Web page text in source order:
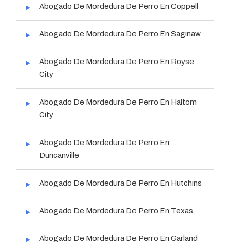
Abogado De Mordedura De Perro En Coppell
Abogado De Mordedura De Perro En Saginaw
Abogado De Mordedura De Perro En Royse
City
Abogado De Mordedura De Perro En Haltom
City
Abogado De Mordedura De Perro En
Duncanville
Abogado De Mordedura De Perro En Hutchins
Abogado De Mordedura De Perro En Texas
Abogado De Mordedura De Perro En Garland